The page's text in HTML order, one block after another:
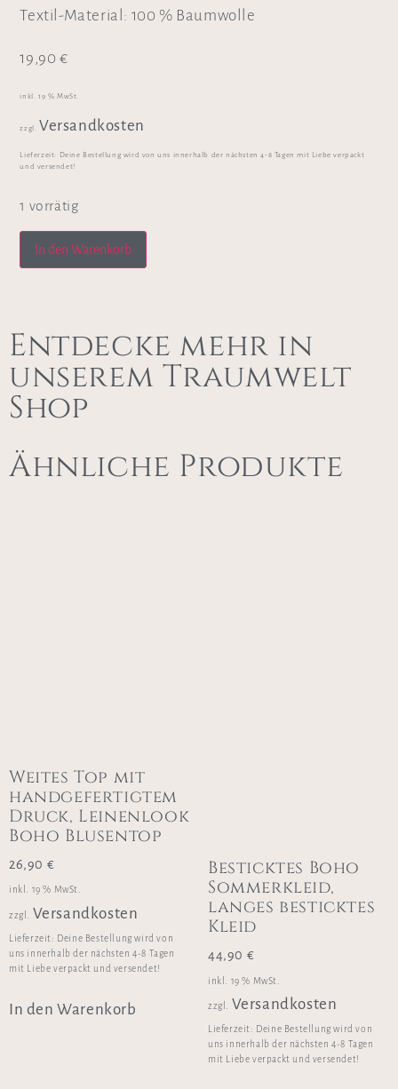
Textil-Material: 100 % Baumwolle
19,90 €
inkl. 19 % MwSt.
zzgl. Versandkosten
Lieferzeit:
Deine Bestellung wird von uns innerhalb der nächsten 4-8 Tagen mit Liebe verpackt
und versendet!
1 vorrätig
In den Warenkorb
Entdecke mehr in
unserem Traumwelt
Shop
Ähnliche Produkte
Weites Top mit
handgefertigtem
Druck, Leinenlook
Boho Blusentop
26,90 €
inkl. 19 % MwSt.
zzgl. Versandkosten
Lieferzeit: Deine Bestellung wird von
uns innerhalb der nächsten 4-8 Tagen
mit Liebe verpackt und versendet!
In den Warenkorb
Besticktes Boho
Sommerkleid,
langes besticktes
Kleid
44,90 €
inkl. 19 % MwSt.
zzgl. Versandkosten
Lieferzeit: Deine Bestellung wird von
uns innerhalb der nächsten 4-8 Tagen
mit Liebe verpackt und versendet!